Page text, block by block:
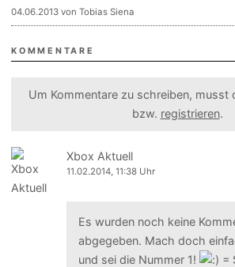
04.06.2013 von Tobias Siena
KOMMENTARE
Um Kommentare zu schreiben, musst
bzw. registrieren.
Xbox Aktuell
11.02.2014, 11:38 Uhr
Es wurden noch keine
abgegeben. Mach doch
und sei die Nummer 1!